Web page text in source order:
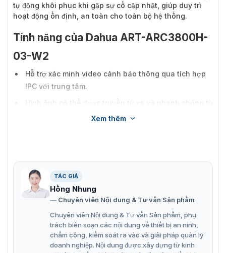
tự động khôi phục khi gặp sự cố cập nhật, giúp duy trì
hoạt động ổn định, an toàn cho toàn bộ hệ thống.
Tính năng của Dahua ART-ARC3800H-
03-W2
Hỗ trợ xác minh video cảnh báo thông qua tích hợp
IPC với trung tâm.
Hình ảnh có thể được truyền từ xa và nhanh chóng từ
PIR-Cam đến thiết bị.
AP, giúp việc thêm hub vào ứng dụng và chuyển
sang hub dễ dàng hơn mạng.
Hỗ trợ dự phòng đa mạng cho Ethernet và Wi-Fi để
đảm bảo mạng luôn ổn định và đáng tin cậy.
Hỗ trợ giao tiếp hai chiều và nhảy tần để thực hiện
giao tiếp với các thiết bị ngoại vi không dây ổn định
và đáng tin cậy.
Xem thêm
TÁC GIẢ
Hồng Nhung
Chuyên viên Nội dung & Tư vấn Sản phẩm
Chuyên viên Nội dung & Tư vấn Sản phẩm, phụ
trách biên soạn các nội dung về thiết bị an ninh,
chấm công, kiểm soát ra vào và giải pháp quản lý
doanh nghiệp. Nội dung được xây dựng từ kinh